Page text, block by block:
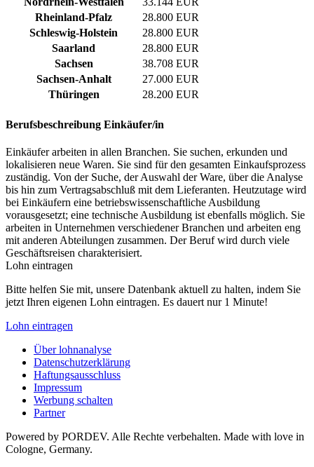
Rheinland-Pfalz
28.800 EUR
Schleswig-Holstein
28.800 EUR
Saarland
28.800 EUR
Sachsen
38.708 EUR
Sachsen-Anhalt
27.000 EUR
Thüringen
28.200 EUR
Berufsbeschreibung Einkäufer/in
Einkäufer arbeiten in allen Branchen. Sie suchen, erkunden und
lokalisieren neue Waren. Sie sind für den gesamten Einkaufsprozess
zuständig. Von der Suche, der Auswahl der Ware, über die Analyse
bis hin zum Vertragsabschluß mit dem Lieferanten. Heutzutage wird
bei Einkäufern eine betriebswissenschaftliche Ausbildung
vorausgesetzt; eine technische Ausbildung ist ebenfalls möglich. Sie
arbeiten in Unternehmen verschiedener Branchen und arbeiten eng
mit anderen Abteilungen zusammen. Der Beruf wird durch viele
Geschäftsreisen charakterisiert.
Lohn eintragen
Bitte helfen Sie mit, unsere Datenbank aktuell zu halten, indem Sie
jetzt Ihren eigenen Lohn eintragen. Es dauert nur 1 Minute!
Lohn eintragen
Über lohnanalyse
Datenschutzerklärung
Haftungsausschluss
Impressum
Werbung schalten
Partner
Powered by PORDEV. Alle Rechte verbehalten. Made with love in
Cologne, Germany.